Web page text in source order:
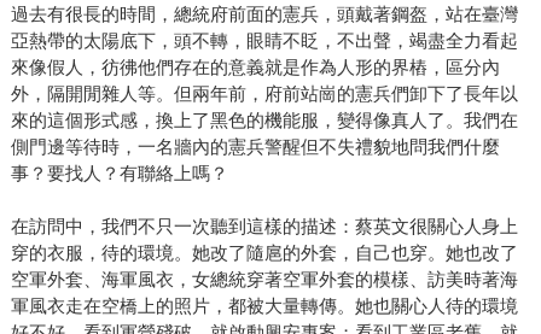
過去有很長的時間，總統府前面的憲兵，頭戴著鋼盔，站在臺灣
亞熱帶的太陽底下，頭不轉，眼睛不眨，不出聲，竭盡全力看起
來像假人，彷彿他們存在的意義就是作為人形的界樁，區分內
外，隔開閒雜人等。但兩年前，府前站崗的憲兵們卸下了長年以
來的這個形式感，換上了黑色的機能服，變得像真人了。我們在
側門邊等待時，一名牆內的憲兵警醒但不失禮貌地問我們什麼
事？要找人？有聯絡上嗎？
在訪問中，我們不只一次聽到這樣的描述：蔡英文很關心人身上
穿的衣服，待的環境。她改了隨扈的外套，自己也穿。她也改了
空軍外套、海軍風衣，女總統穿著空軍外套的模樣、訪美時著海
軍風衣走在空橋上的照片，都被大量轉傳。她也關心人待的環境